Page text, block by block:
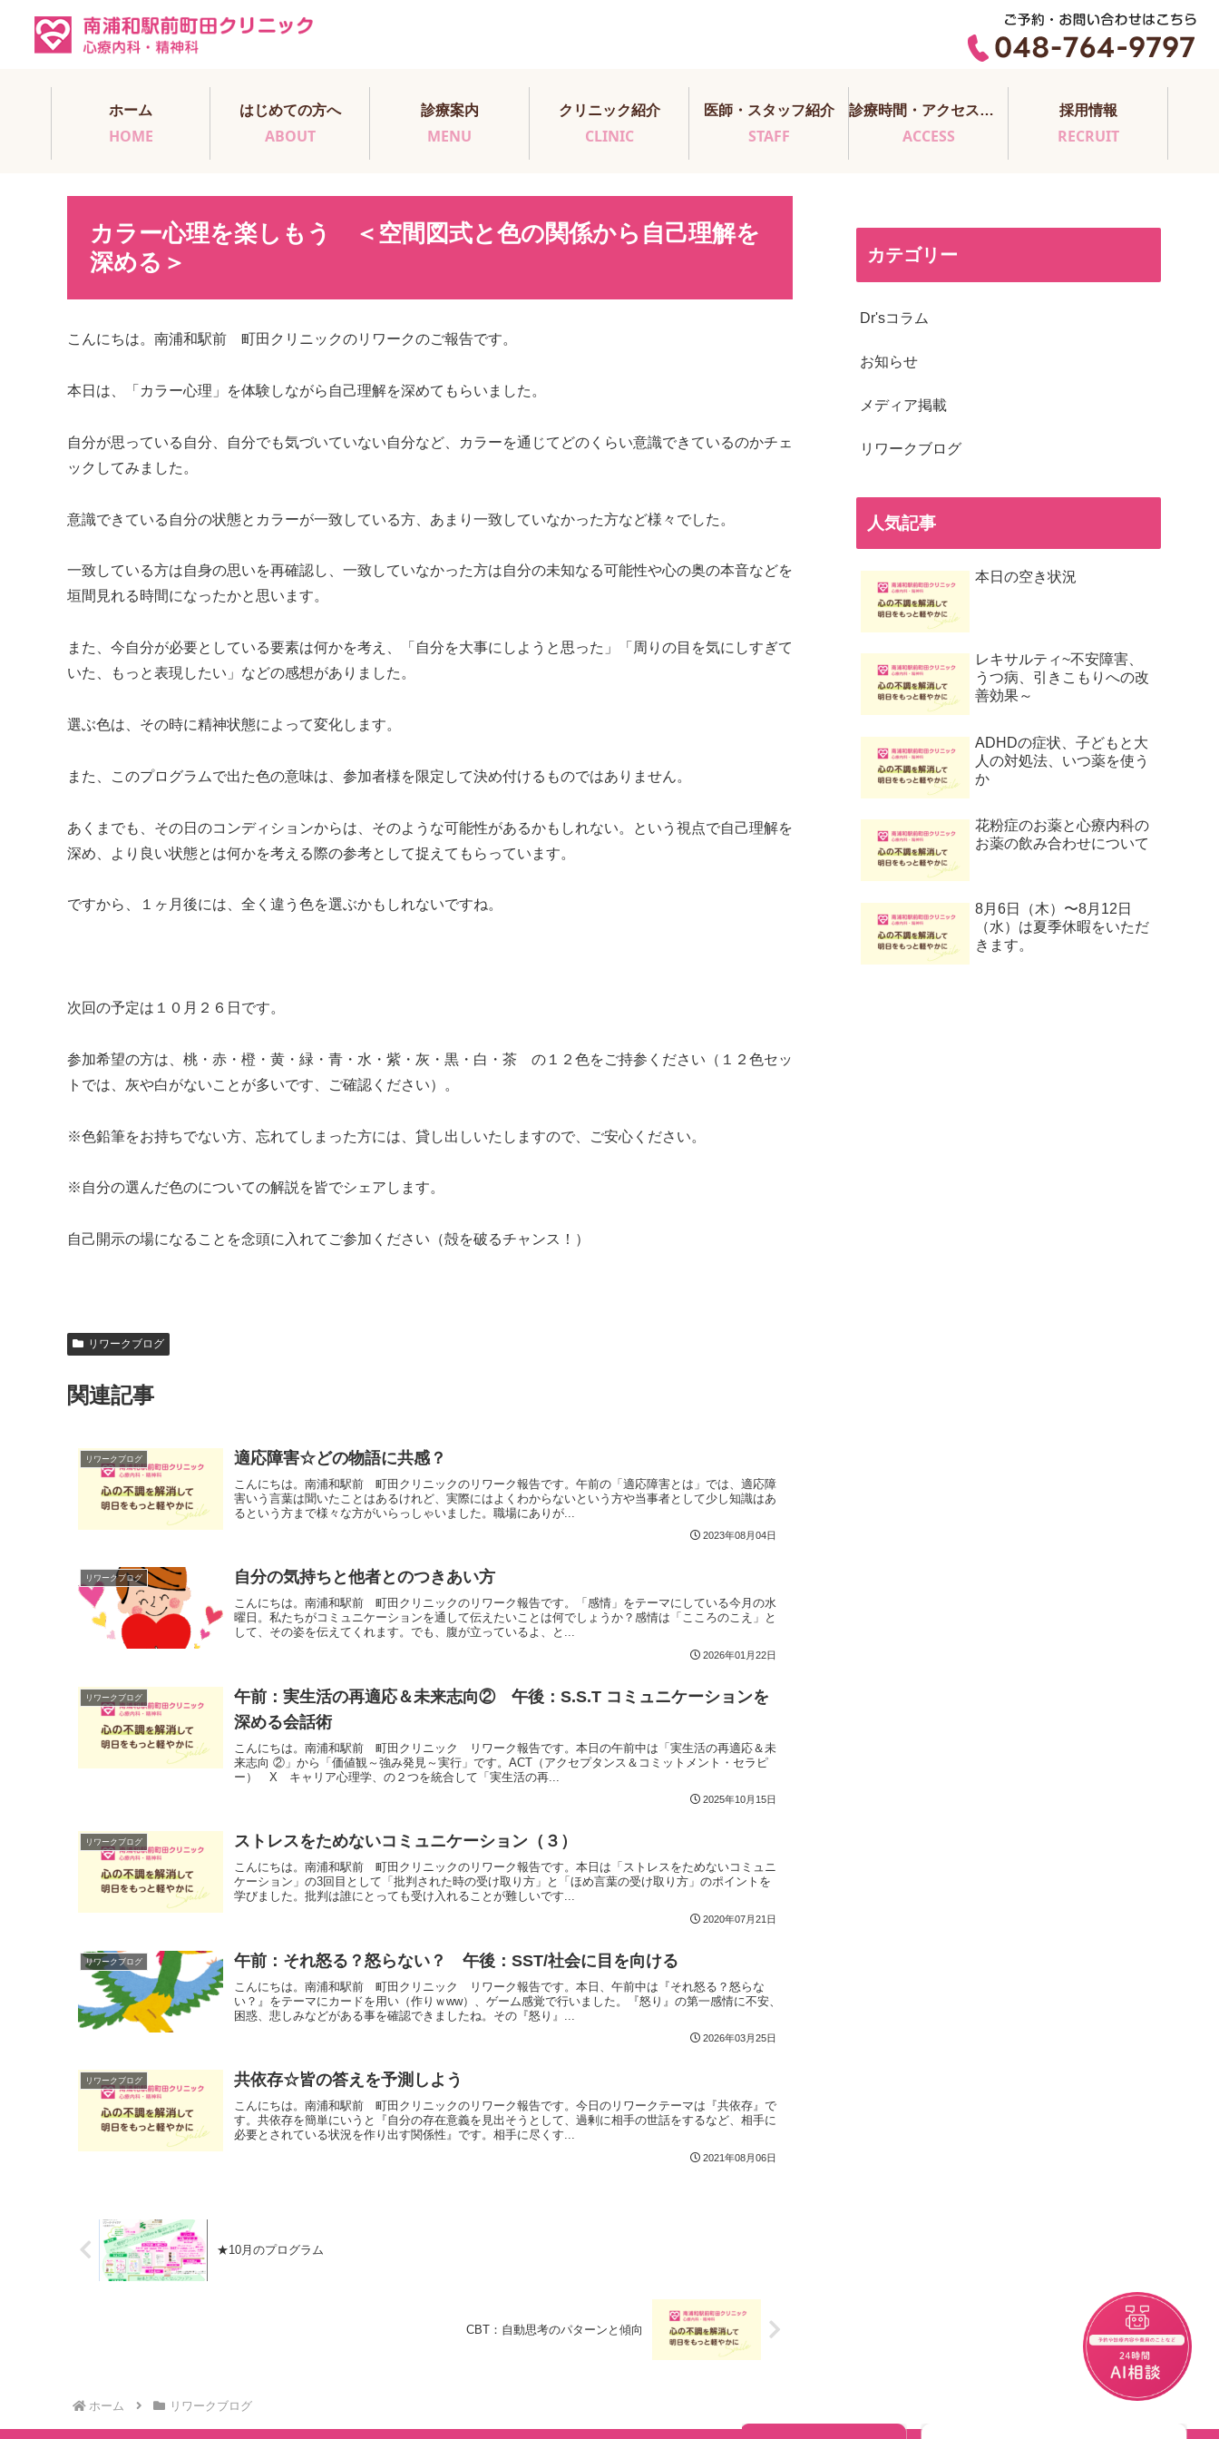
ホーム
HOME
はじめての方へ
ABOUT
診療案内
MENU
クリニック紹介
CLINIC
医師・スタッフ紹介
STAFF
診療時間・アクセス・医師担当表
ACCESS
採用情報
RECRUIT
カラー心理を楽しもう ＜空間図式と色の関係から自己理解を
深める＞
こんにちは。南浦和駅前 町田クリニックのリワークのご報告です。
本日は、「カラー心理」を体験しながら自己理解を深めてもらいました。
自分が思っている自分、自分でも気づいていない自分など、カラーを通じてどのくらい意識できているのかチェ
ックしてみました。
意識できている自分の状態とカラーが一致している方、あまり一致していなかった方など様々でした。
一致している方は自身の思いを再確認し、一致していなかった方は自分の未知なる可能性や心の奥の本音などを
垣間見れる時間になったかと思います。
また、今自分が必要としている要素は何かを考え、「自分を大事にしようと思った」「周りの目を気にしすぎて
いた、もっと表現したい」などの感想がありました。
選ぶ色は、その時に精神状態によって変化します。
また、このプログラムで出た色の意味は、参加者様を限定して決め付けるものではありません。
あくまでも、その日のコンディションからは、そのような可能性があるかもしれない。という視点で自己理解を
深め、より良い状態とは何かを考える際の参考として捉えてもらっています。
ですから、１ヶ月後には、全く違う色を選ぶかもしれないですね。
次回の予定は１０月２６日です。
参加希望の方は、桃・赤・橙・黄・緑・青・水・紫・灰・黒・白・茶 の１２色をご持参ください（１２色セッ
トでは、灰や白がないことが多いです、ご確認ください）。
※色鉛筆をお持ちでない方、忘れてしまった方には、貸し出しいたしますので、ご安心ください。
※自分の選んだ色のについての解説を皆でシェアします。
自己開示の場になることを念頭に入れてご参加ください（殻を破るチャンス！）
リワークブログ
関連記事
リワークブログ 適応障害☆どの物語に共感？
こんにちは。南浦和駅前 町田クリニックのリワーク報告です。午前の「適応障害とは」では、適応障
害いう言葉は聞いたことはあるけれど、実際にはよくわからないという方や当事者として少し知識はあ
るという方まで様々な方がいらっしゃいました。職場にありが...
2023年08月04日
リワークブログ 自分の気持ちと他者とのつきあい方
こんにちは。南浦和駅前 町田クリニックのリワーク報告です。「感情」をテーマにしている今月の水
曜日。私たちがコミュニケーションを通して伝えたいことは何でしょうか？感情は「こころのこえ」と
して、その姿を伝えてくれます。でも、腹が立っているよ、と...
2026年01月22日
リワークブログ
午前：実生活の再適応＆未来志向② 午後：S.S.T コミュニケーションを
深める会話術
こんにちは。南浦和駅前 町田クリニック リワーク報告です。本日の午前中は「実生活の再適応＆未
来志向 ②」から「価値観～強み発見～実行」です。ACT（アクセプタンス＆コミットメント・セラピ
ー） X キャリア心理学、の２つを統合して「実生活の再...
2025年10月15日
リワークブログ ストレスをためないコミュニケーション（３）
こんにちは。南浦和駅前 町田クリニックのリワーク報告です。本日は「ストレスをためないコミュニ
ケーション」の3回目として「批判された時の受け取り方」と「ほめ言葉の受け取り方」のポイントを
学びました。批判は誰にとっても受け入れることが難しいです...
2020年07月21日
リワークブログ 午前：それ怒る？怒らない？ 午後：SST/社会に目を向ける
こんにちは。南浦和駅前 町田クリニック リワーク報告です。本日、午前中は『それ怒る？怒らな
い？』をテーマにカードを用い（作りｗww）、ゲーム感覚で行いました。『怒り』の第一感情に不安、
困惑、悲しみなどがある事を確認できましたね。その『怒り』...
2026年03月25日
リワークブログ 共依存☆皆の答えを予測しよう
こんにちは。南浦和駅前 町田クリニックのリワーク報告です。今日のリワークテーマは『共依存』で
す。共依存を簡単にいうと『自分の存在意義を見出そうとして、過剰に相手の世話をするなど、相手に
必要とされている状況を作り出す関係性』です。相手に尽くす...
2021年08月06日
★10月のプログラム
CBT：自動思考のパターンと傾向
ホーム リワークブログ
カテゴリー
Dr'sコラム
お知らせ
メディア掲載
リワークブログ
人気記事
本日の空き状況
レキサルティ~不安障害、
うつ病、引きこもりへの改
善効果～
ADHDの症状、子どもと大
人の対処法、いつ薬を使う
か
花粉症のお薬と心療内科の
お薬の飲み合わせについて
8月6日（木）〜8月12日
（水）は夏季休暇をいただ
きます。
チャットボッ